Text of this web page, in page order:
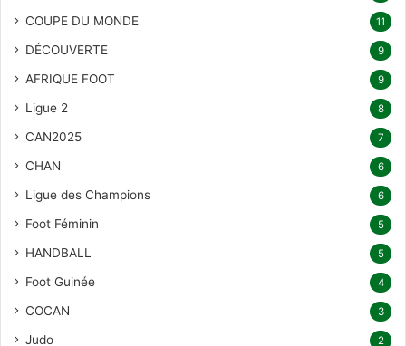
COUPE DU MONDE 11
DÉCOUVERTE 9
AFRIQUE FOOT 9
Ligue 2 8
CAN2025 7
CHAN 6
Ligue des Champions 6
Foot Féminin 5
HANDBALL 5
Foot Guinée 4
COCAN 3
Judo 2